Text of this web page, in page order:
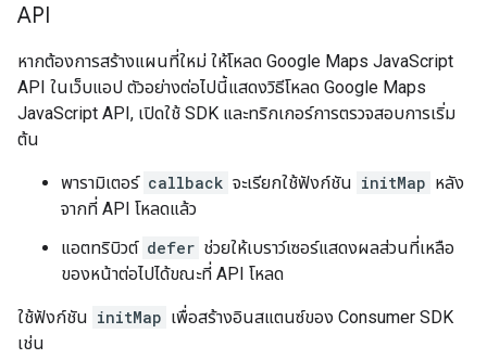
API
หากต้องการสร้างแผนที่ใหม่ ให้โหลด Google Maps JavaScript
API ในเว็บแอป ตัวอย่างต่อไปนี้แสดงวิธีโหลด Google Maps
JavaScript API, เปิดใช้ SDK และทริกเกอร์การตรวจสอบการเริ่ม
ต้น
พารามิเตอร์ callback จะเรียกใช้ฟังก์ชัน initMap หลัง
จากที่ API โหลดแล้ว
แอตทริบิวต์ defer ช่วยให้เบราว์เซอร์แสดงผลส่วนที่เหลือ
ของหน้าต่อไปได้ขณะที่ API โหลด
ใช้ฟังก์ชัน initMap เพื่อสร้างอินสแตนซ์ของ Consumer SDK
เช่น